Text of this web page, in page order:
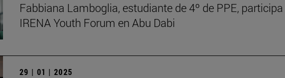
Fabbiana Lamboglia, estudiante de 4º de PPE, participa
IRENA Youth Forum en Abu Dabi
29 | 01 | 2025